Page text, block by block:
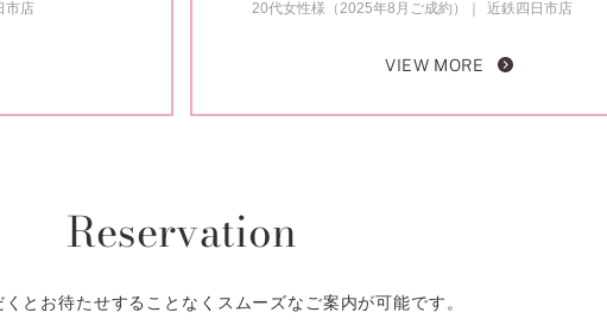
市店 20代女性様（2025年8月ご成約） 近鉄四日市店
VIEW MORE
Reservation
くとお待たせすることなくスムーズなご案内が可能です。